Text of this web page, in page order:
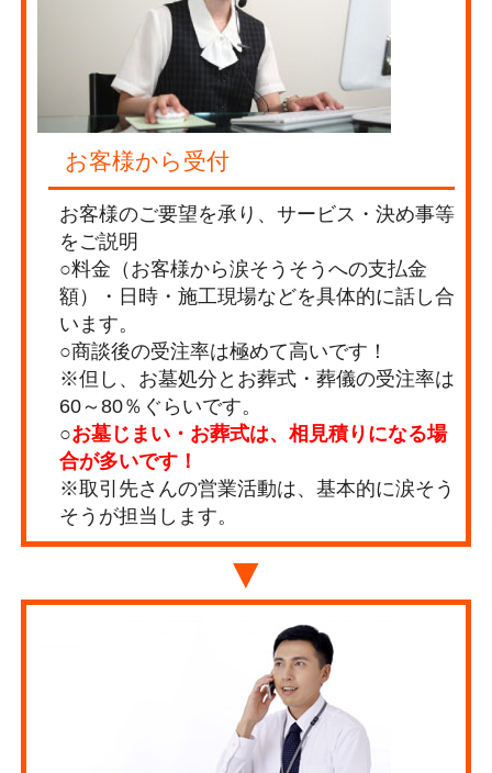
お客様から受付
お客様のご要望を承り、サービス・決め事等
をご説明
○料金（お客様から涙そうそうへの支払金
額）・日時・施工現場などを具体的に話し合
います。
○商談後の受注率は極めて高いです！
※但し、お墓処分とお葬式・葬儀の受注率は
60～80％ぐらいです。
○お墓じまい・お葬式は、相見積りになる場
合が多いです！
※取引先さんの営業活動は、基本的に涙そう
そうが担当します。
▼